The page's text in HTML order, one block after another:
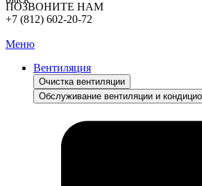
ПОЗВОНИТЕ НАМ
+7 (812) 602-20-72
Меню
Вентиляция
Очистка вентиляции
Обслуживание вентиляции и